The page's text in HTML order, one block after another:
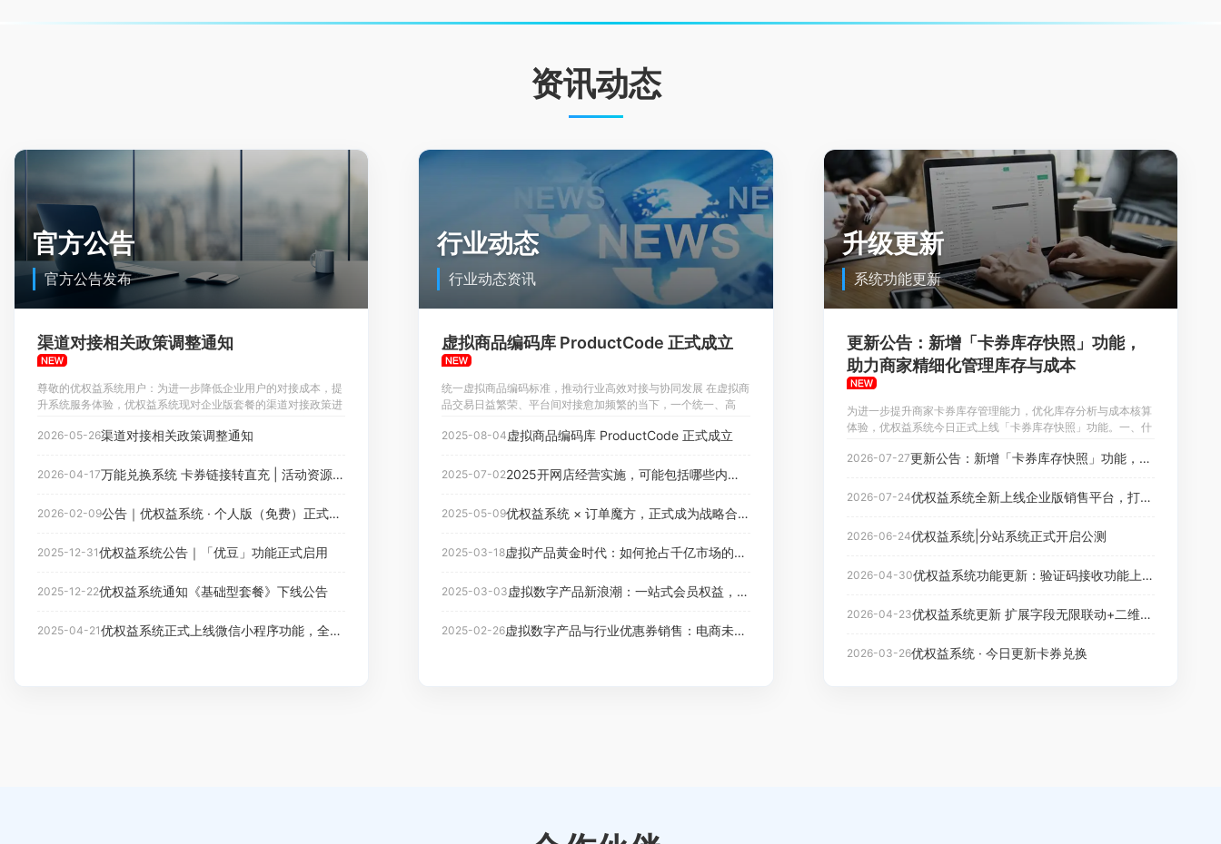
资讯动态
官方公告
官方公告发布
渠道对接相关政策调整通知
尊敬的优权益系统用户：为进一步降低企业用户的对接成本，提
升系统服务体验，优权益系统现对企业版套餐的渠道对接政策进
口，将不再单独收取对接费用，相关服务已包含在对应企业版套
型套餐、豪华型套餐、旗舰型套餐。如您有供货商接口对接需
求，可联系平台客服或技术服务人员进行沟通确认，我们将根据
2026-05-26渠道对接相关政策调整通知
2026-04-17 万能兑换系统 卡券链接转直充 | 活动资源自动接入方案 已发布
2026-02-09 公告｜优权益系统 · 个人版（免费）正式上线
2025-12-31优权益系统公告｜「优豆」功能正式启用
2025-12-22优权益系统通知《基础型套餐》下线公告
2025-04-21 优权益系统正式上线微信小程序功能，全面升级商家全渠道经营能力
行业动态
行业动态资讯
虚拟商品编码库 ProductCode 正式成立
统一虚拟商品编码标准，推动行业高效对接与协同发展 在虚拟商
品交易日益繁荣、平台间对接愈加频繁的当下，一个统一、高
由成都彦君网络科技有限公司主导发起，并联合多家行业企业共
正式上线，标志着中国首个面向虚拟商品的开放共享编码协议正
2025-08-04 虚拟商品编码库 ProductCode 正式成立
2025-07-02 2025开网店经营实施，可能包括哪些内容？
2025-05-09 优权益系统 × 订单魔方，正式成为战略合作伙伴！
2025-03-18 虚拟产品黄金时代：如何抢占千亿市场的数字化基建先机？
2025-03-03 虚拟数字产品新浪潮：一站式会员权益，开启智慧生活新时代
2025-02-26 虚拟数字产品与行业优惠券销售：电商未来的无限潜力
升级更新
系统功能更新
更新公告：新增「卡券库存快照」功能，
助力商家精细化管理库存与成本
为进一步提升商家卡券库存管理能力，优化库存分析与成本核算
体验，优权益系统今日正式上线「卡券库存快照」功能。一、什
在某一个时间节点的库存情况，帮助商家快速了解阶段性库存状
可以查看：未售数量：当前仓库剩余可售卡券数量；本月已售数
2026-07-27 更新公告：新增「卡券库存快照」功能，助力商家精细化管理库存与成本
2026-07-24 优权益系统全新上线企业版销售平台，打通企业批发与个人零售
2026-06-24优权益系统|分站系统正式开启公测
2026-04-30 优权益系统功能更新：验证码接收功能上线，工单流程同步优化
2026-04-23 优权益系统更新 扩展字段无限联动+二维码解析工具
2026-03-26优权益系统 · 今日更新卡券兑换